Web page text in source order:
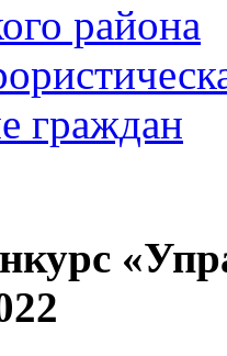
района
граждан